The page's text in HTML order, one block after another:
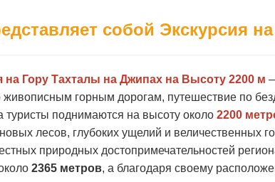
собой Экскурсия
на Гору Тахталы на Джипах на Высоту 2200 м
живописным горным дорогам, путешествие по
туристы поднимаются на высоту около 2200
лесов, глубоких ущелий и величественных
природных достопримечательностей
2365 метров, а благодаря своему